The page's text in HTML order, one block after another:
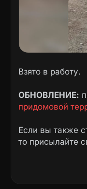
Взято в работу.
ОБНОВЛЕНИЕ:
придомовой
Если вы также
то присылайте